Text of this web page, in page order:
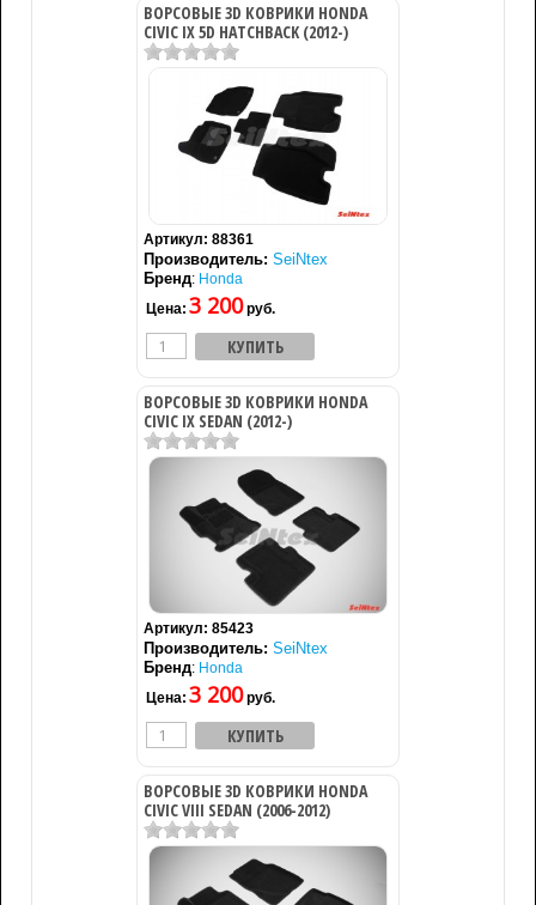
ВОРСОВЫЕ 3D КОВРИКИ HONDA
CIVIC IX 5D HATCHBACK (2012-)
Артикул: 88361
Производитель: SeiNtex
Бренд: Honda
Цена: 3 200руб.
ВОРСОВЫЕ 3D КОВРИКИ HONDA
CIVIC IX SEDAN (2012-)
Артикул: 85423
Производитель: SeiNtex
Бренд: Honda
Цена: 3 200руб.
ВОРСОВЫЕ 3D КОВРИКИ HONDA
CIVIC VIII SEDAN (2006-2012)